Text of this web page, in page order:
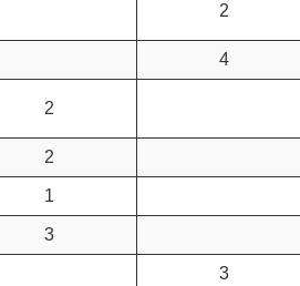
2
4
2
2
1
3
3